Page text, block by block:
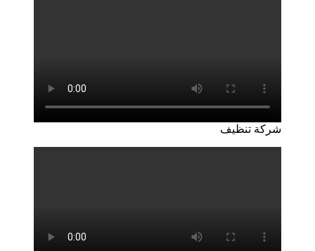
شركة تنظيف